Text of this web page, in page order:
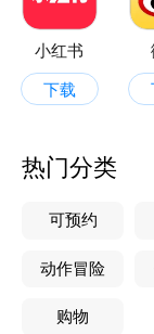
不想尬聊？用
聊最近读的书
呆，总会有人
② 真人真见面
不再隔着屏幕
期。
③ 不同咖啡馆
花园露台、书
④ 喝咖啡有优
小红书
下载
热门分类
可预约
动作冒险
购物